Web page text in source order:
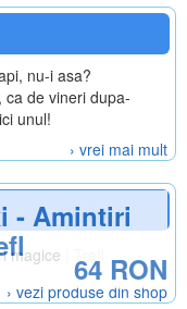
nu-i asa?
ca de vineri dupa-
unul!
› vrei mai mult
- Amintiri
64 RON
› vezi produse din shop